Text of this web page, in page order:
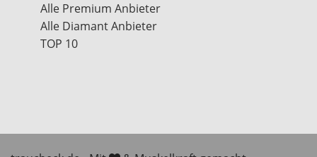
Alle Premium Anbieter
Alle Diamant Anbieter
TOP 10